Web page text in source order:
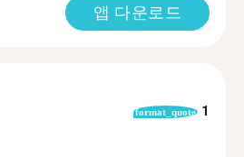
앱 다운로드
format_quote 1